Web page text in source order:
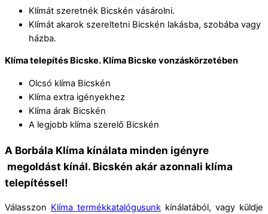
Klímát szeretnék Bicskén vásárolni.
Klímát akarok szereltetni Bicskén lakásba, szobába vagy
házba.
Klíma telepítés Bicske. Klíma Bicske vonzáskörzetében
Olcsó klíma Bicskén
Klíma extra igényekhez
Klíma árak Bicskén
A legjobb klíma szerelő Bicskén
A Borbála Klíma kínálata minden igényre
megoldást kínál. Bicskén akár azonnali klíma
telepítéssel!
Válasszon Klíma termékkatalógusunk kínálatából, vagy küldje